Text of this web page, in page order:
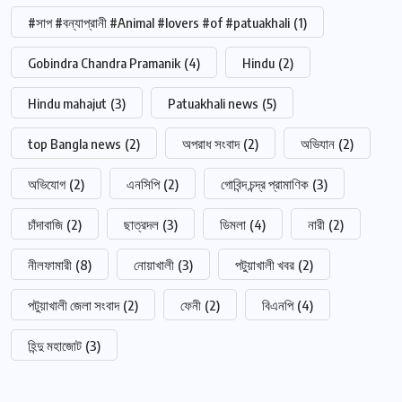
#সাপ #বন্যাপ্রানী #Animal #lovers #of #patuakhali (1)
Gobindra Chandra Pramanik (4) Hindu (2)
Hindu mahajut (3) Patuakhali news (5)
top Bangla news (2) অপরাধ সংবাদ (2) অভিযান (2)
অভিযোগ (2) এনসিপি (2) গোবিন্দ চন্দ্র প্রামাণিক (3)
চাঁদাবাজি (2) ছাত্রদল (3) ডিমলা (4) নারী (2)
নীলফামারী (8) নোয়াখালী (3) পটুয়াখালী খবর (2)
পটুয়াখালী জেলা সংবাদ (2) ফেনী (2) বিএনপি (4)
হিন্দু মহাজোট (3)